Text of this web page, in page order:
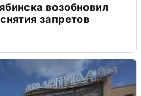
возобновил
запретов